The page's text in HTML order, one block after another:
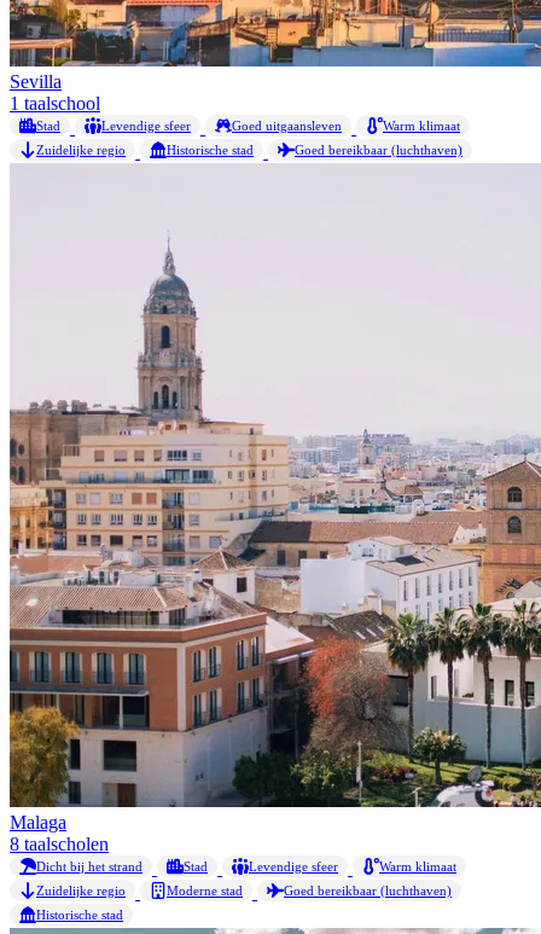
Sevilla
1 taalschool
Stad Levendige sfeer Goed uitgaansleven
Warm klimaat
Zuidelijke regio
Historische stad Goed bereikbaar (luchthaven)
Malaga
8 taalscholen
Dicht bij het strand Stad Levendige sfeer
Warm klimaat
Zuidelijke regio
Moderne stad
Goed bereikbaar (luchthaven)
Historische stad